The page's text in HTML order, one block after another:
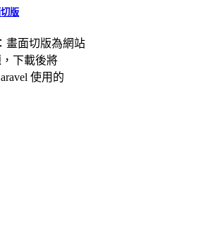
版
為網站
下載後將
使用的